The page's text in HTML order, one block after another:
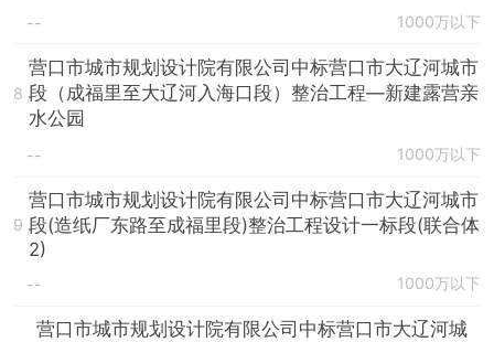
-- 1000万以下
8
营口市城市规划设计院有限公司中标营口市大辽河城市
段（成福里至大辽河入海口段）整治工程—新建露营亲
水公园
-- 1000万以下
9
营口市城市规划设计院有限公司中标营口市大辽河城市
段(造纸厂东路至成福里段)整治工程设计一标段(联合体
2)
-- 1000万以下
营口市城市规划设计院有限公司中标营口市大辽河城